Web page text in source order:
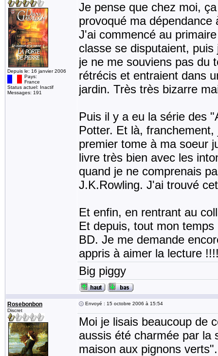
Depuis le: 16 janvier 2006
Pays:
France
Status actuel: Inactif
Messages: 191
Je pense que chez moi,
provoqué ma dépendance
J'ai commencé au
classe se disputaient,
je ne me souviens pas du
rétrécis et entraient dans
jardin. Très très bizarre
Puis il y a eu la série des
Potter. Et là,
premier tome à ma soeur
livre très bien avec les
quand je ne comprenais
J.K.Rowling. J'ai trouvé
Et enfin, en rentrant au
Et depuis, tout mon
BD. Je me demande
appris à aimer la lecture
Big piggy
Rosebonbon
Discret
Envoyé : 15 octobre 2006 à 15:54
Moi je lisais beaucoup de
aussis été charmée par la
maison aux pignons verts".